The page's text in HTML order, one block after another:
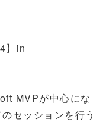
】in
MVPが中心にな
セッションを行う